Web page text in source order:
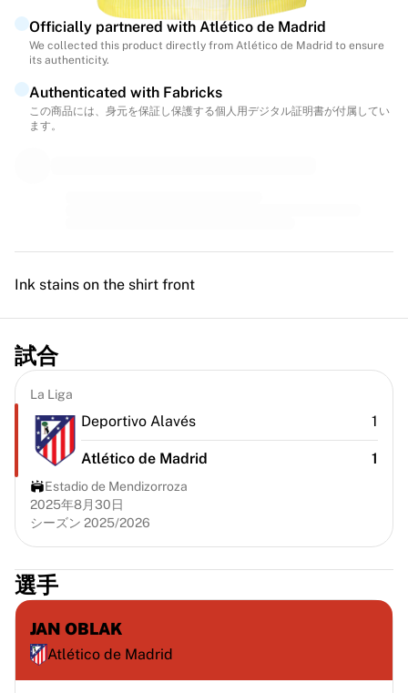
パリ・サンジェルマン
FCバイエルン・ミュンヘン
すべてのチームを表示
2026年世界選手権
プレミアリーグ
アメリカ女子サッカー
NWSL
OLリヨンヌ
アーセナルWFC
国別で探す
バスケットボール
ハイライト
シャーロット・ホーネッツ
シカゴ・ブルズ
LAクリッパーズ
ポートランド・トレイルブレイザーズ
ヴィルトゥス・ボローニャ
トップNBAチーム
シャーロット・ホーネッツ
シカゴ・ブルズ
ポートランド・トレイルブレイザーズ
LAクリッパーズ
Officially partnered with Atlético de Madrid
We collected this product directly from Atlético de Madrid to ensure
its authenticity.
Authenticated with Fabricks
この商品には、身元を保証し保護する個人用デジタル証明書が付属してい
ます。
Ink stains on the shirt front
試合
La Liga
Deportivo Alavés 1
Atlético de Madrid 1
Estadio de Mendizorroza
2025年8月30日
シーズン 2025/2026
選手
JAN OBLAK
Atlético de Madrid